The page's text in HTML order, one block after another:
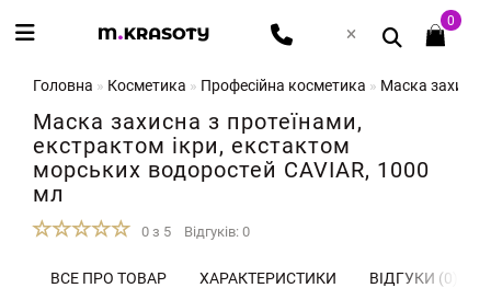
0
Головна Косметика Професійна косметика Маска захисна
Маска захисна з протеїнами,
екстрактом ікри, екстактом
морських водоростей CAVIAR, 1000
мл
0 з 5 Відгуків: 0
ВСЕ ПРО ТОВАР ХАРАКТЕРИСТИКИ ВІДГУКИ (0)